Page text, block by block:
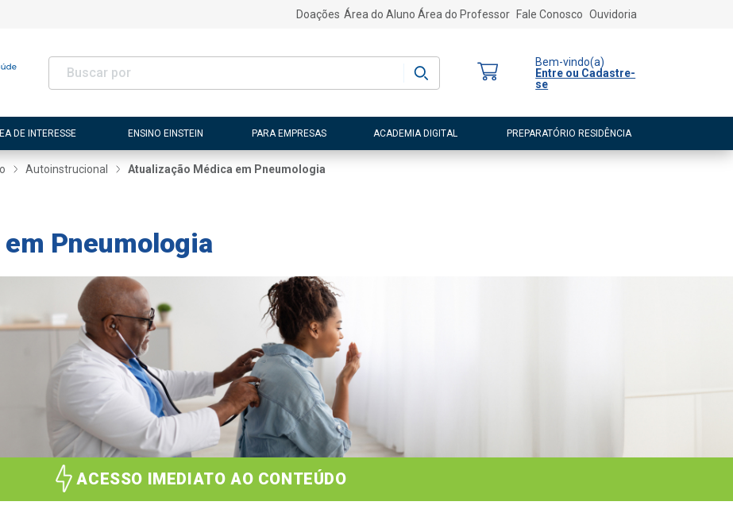
Doações Área do Aluno Área do Professor Fale Conosco Ouvidoria
Bem-vindo(a)
Entre ou Cadastre-
se
DE INTERESSE ENSINO EINSTEIN PARA EMPRESAS ACADEMIA DIGITAL PREPARATÓRIO RESIDÊNCIA
Autoinstrucional Atualização Médica em Pneumologia
Pneumologia
ACESSO IMEDIATO AO CONTEÚDO